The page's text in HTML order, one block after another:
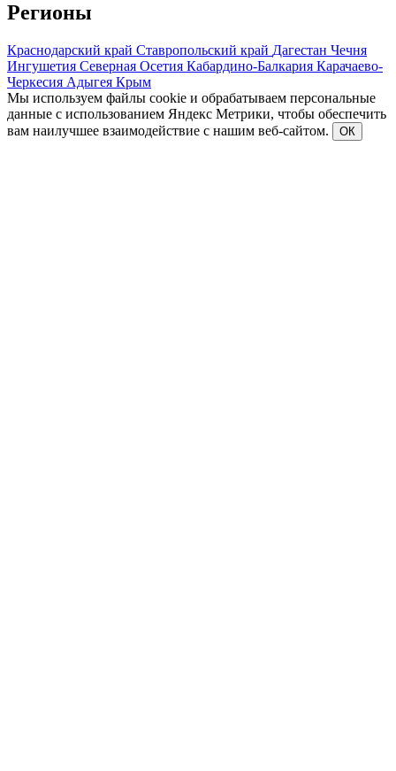
Регионы
Краснодарский край Ставропольский край Дагестан Чечня
Ингушетия Северная Осетия Кабардино-Балкария Карачаево-
Черкесия Адыгея Крым
Мы используем файлы cookie и обрабатываем персональные
данные с использованием Яндекс Метрики, чтобы обеспечить
вам наилучшее взаимодействие с нашим веб-сайтом.
ОК